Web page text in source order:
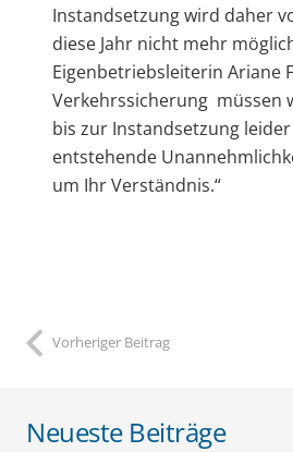
Instandsetzung wird daher
diese Jahr nicht mehr
Eigenbetriebsleiterin Ariane
Verkehrssicherung müssen
bis zur Instandsetzung
entstehende
um Ihr Verständnis.“
Vorheriger Beitrag
Neueste Beiträge